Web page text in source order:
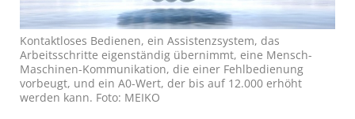
Kontaktloses Bedienen, ein Assistenzsystem, das
Arbeitsschritte eigenständig übernimmt, eine Mensch-
Maschinen-Kommunikation, die einer Fehlbedienung
vorbeugt, und ein A0-Wert, der bis auf 12.000 erhöht
werden kann. Foto: MEIKO